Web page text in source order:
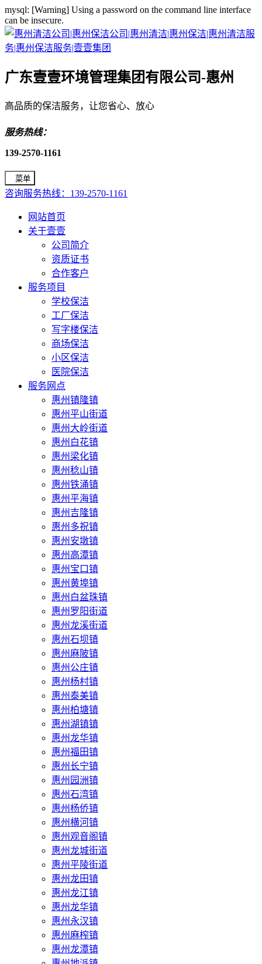
mysql: [Warning] Using a password on the command line interface
can be insecure.
广东壹壹环境管理集团有限公司-惠州
高品质的保洁服务，让您省心、放心
服务热线：
139-2570-1161
菜单
咨询服务热线：139-2570-1161
网站首页
关于壹壹
公司简介
资质证书
合作客户
服务项目
学校保洁
工厂保洁
写字楼保洁
商场保洁
小区保洁
医院保洁
服务网点
惠州镇隆镇
惠州平山街道
惠州大岭街道
惠州白花镇
惠州梁化镇
惠州稔山镇
惠州铁涌镇
惠州平海镇
惠州吉隆镇
惠州多祝镇
惠州安墩镇
惠州高潭镇
惠州宝口镇
惠州黄埠镇
惠州白盆珠镇
惠州罗阳街道
惠州龙溪街道
惠州石坝镇
惠州麻陂镇
惠州公庄镇
惠州杨村镇
惠州泰美镇
惠州柏塘镇
惠州湖镇镇
惠州龙华镇
惠州福田镇
惠州长宁镇
惠州园洲镇
惠州石湾镇
惠州杨侨镇
惠州横河镇
惠州观音阁镇
惠州龙城街道
惠州平陵街道
惠州龙田镇
惠州龙江镇
惠州龙华镇
惠州永汉镇
惠州麻榨镇
惠州龙潭镇